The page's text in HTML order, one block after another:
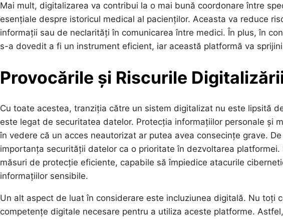
Mai mult, digitalizarea va contribui la o mai bună coordonare între
esențiale despre istoricul medical al pacienților. Aceasta va reduce
informații sau de neclarități în comunicarea între medici. În plus, în
s-a dovedit a fi un instrument eficient, iar această platformă va
Provocările și Riscurile
Cu toate acestea, tranziția către un sistem digitalizat nu este lipsită
este legat de securitatea datelor. Protecția informațiilor personale și
în vedere că un acces neautorizat ar putea avea consecințe grave.
importanța securității datelor ca o prioritate în dezvoltarea
măsuri de protecție eficiente, capabile să împiedice atacurile
informațiilor sensibile.
Un alt aspect de luat în considerare este incluziunea digitală. Nu toți
competențe digitale necesare pentru a utiliza aceste platforme.